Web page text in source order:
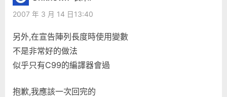
串”
2007 年 3 月 14 日13:40
另外,在宣告陣列長度時使用變數
不是非常好的做法
似乎只有C99的編譯器會過
抱歉,我應該一次回完的